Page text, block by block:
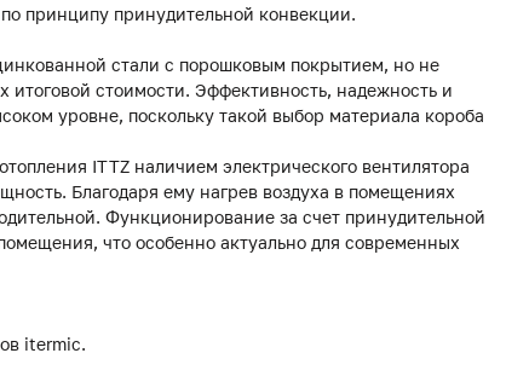
принципу принудительной конвекции.
стали с порошковым покрытием, но не
итоговой стоимости. Эффективность, надежность и
уровне, поскольку такой выбор материала короба
ITTZ наличием электрического вентилятора
Благодаря ему нагрев воздуха в помещениях
Функционирование за счет принудительной
что особенно актуально для современных
itermic.